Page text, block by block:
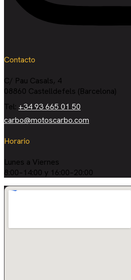
Contacto
C/ Pau Casals, 4
08860 Castelldefels (Barcelona)
Tel: +34 93 665 01 50
carbo@motoscarbo.com
Horario
Lunes a Viernes
8:00–14:00 y 16:00–20:00